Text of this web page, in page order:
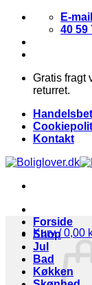
Fortsæt
indhold
E-mail
40 59
Gratis fragt
returret.
Kontakt
Kurv /0,00
Forside
Shop
Jul
Bad
Køkken